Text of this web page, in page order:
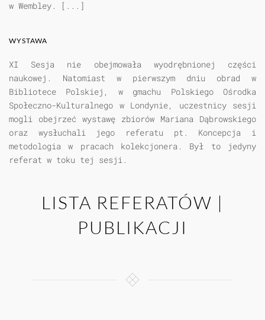
w Wembley. [...]
WYSTAWA
XI Sesja nie obejmowała wyodrębnionej części
naukowej. Natomiast w pierwszym dniu obrad w
Bibliotece Polskiej, w gmachu Polskiego Ośrodka
Społeczno-Kulturalnego w Londynie, uczestnicy sesji
mogli obejrzeć wystawę zbiorów Mariana Dąbrowskiego
oraz wysłuchali jego referatu pt. Koncepcja i
metodologia w pracach kolekcjonera. Był to jedyny
referat w toku tej sesji.
LISTA REFERATÓW |
PUBLIKACJI